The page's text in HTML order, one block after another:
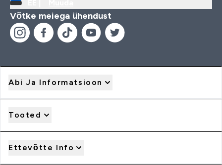
Võtke meiega ühendust
Abi Ja Informatsioon
Tooted
Ettevõtte Info